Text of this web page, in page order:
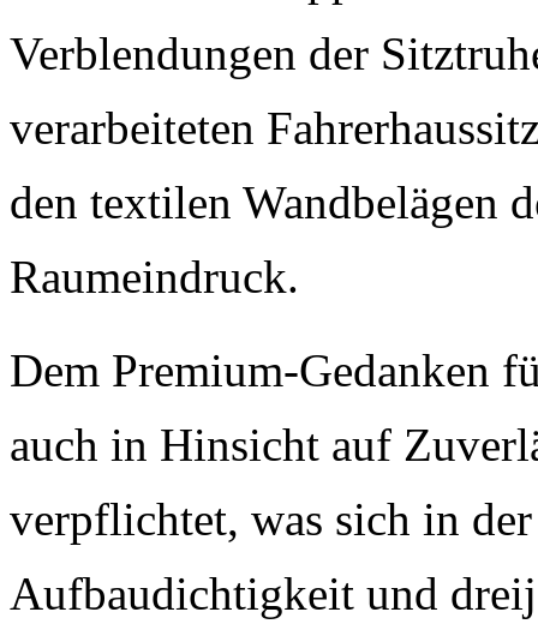
Verblendungen der
verarbeiteten
den textilen Wandbelägen
Raumeindruck.
Dem Premium-Gedanken
auch in Hinsicht auf
verpflichtet, was sich in
Aufbaudichtigkeit und